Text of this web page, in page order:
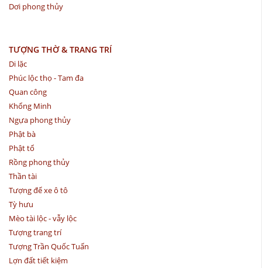
Dơi phong thủy
TƯỢNG THỜ & TRANG TRÍ
Di lặc
Phúc lộc thọ - Tam đa
Quan công
Khổng Minh
Ngựa phong thủy
Phật bà
Phật tổ
Rồng phong thủy
Thần tài
Tượng để xe ô tô
Tỳ hưu
Mèo tài lộc - vẫy lộc
Tượng trang trí
Tượng Trần Quốc Tuấn
Lợn đất tiết kiệm